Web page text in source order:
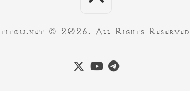
titou.net © 2026. All Rights